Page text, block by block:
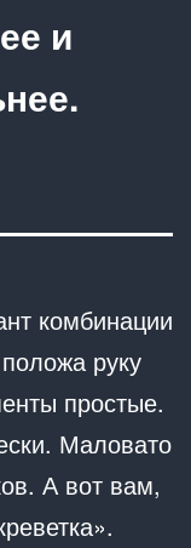
и
комбинации
руку
простые.
Маловато
А вот вам,